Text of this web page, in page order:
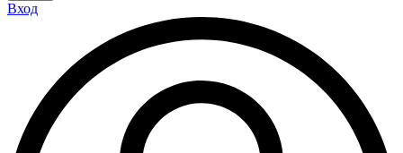
Вход